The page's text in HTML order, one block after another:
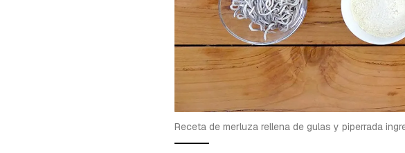
Guardar como
Para poder guardar
cuenta de Cocinatis.
Receta de merluza rellena de gulas y piperrada
Gracias